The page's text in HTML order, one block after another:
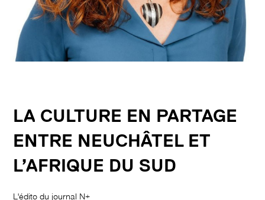
LA CULTURE EN PARTAGE
ENTRE NEUCHÂTEL ET
L’AFRIQUE DU SUD
L'édito du journal N+